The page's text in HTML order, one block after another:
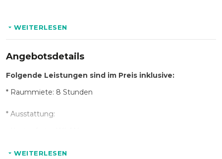
Heißgetränke)
WEITERLESEN
Angebotsdetails
Folgende Leistungen sind im Preis inklusive:
* Raummiete: 8 Stunden
* Ausstattung:
WEITERLESEN